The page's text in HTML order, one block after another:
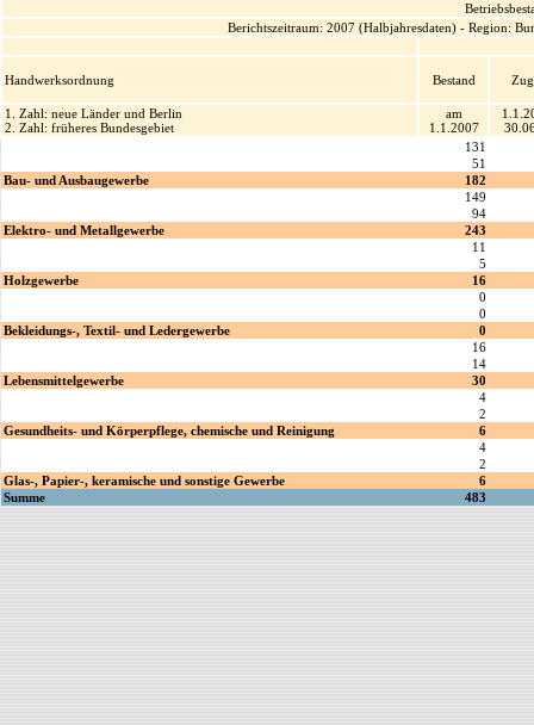
Berichtszeitraum: 2007 (Halbjahresdaten) - Region:
Handwerksordnung Bestand
1. Zahl: neue Länder und Berlin
2. Zahl: früheres Bundesgebiet
am
1.1.2007
131
51
Bau- und Ausbaugewerbe
182
149
94
Elektro- und Metallgewerbe
243
11
5
Holzgewerbe
16
0
0
Bekleidungs-, Textil- und Ledergewerbe
0
16
14
Lebensmittelgewerbe
30
4
2
Gesundheits- und Körperpflege, chemische und Reinigung
6
4
2
Glas-, Papier-, keramische und sonstige Gewerbe
6
Summe
483